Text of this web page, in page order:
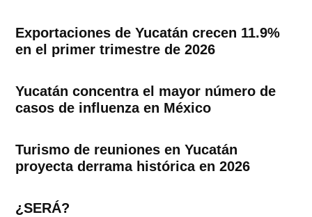
Exportaciones de Yucatán crecen 11.9%
en el primer trimestre de 2026
Yucatán concentra el mayor número de
casos de influenza en México
Turismo de reuniones en Yucatán
proyecta derrama histórica en 2026
¿SERÁ?